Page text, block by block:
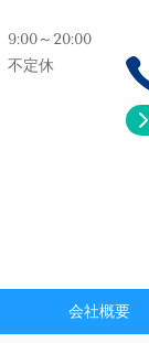
9:00～20:00
不定休
会社概要